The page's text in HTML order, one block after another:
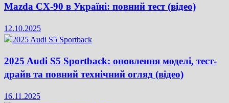
Mazda CX-90 в Україні: повний тест (відео)
12.10.2025
2025 Audi S5 Sportback: оновлення моделі, тест-
драйв та повний технічний огляд (відео)
16.11.2025